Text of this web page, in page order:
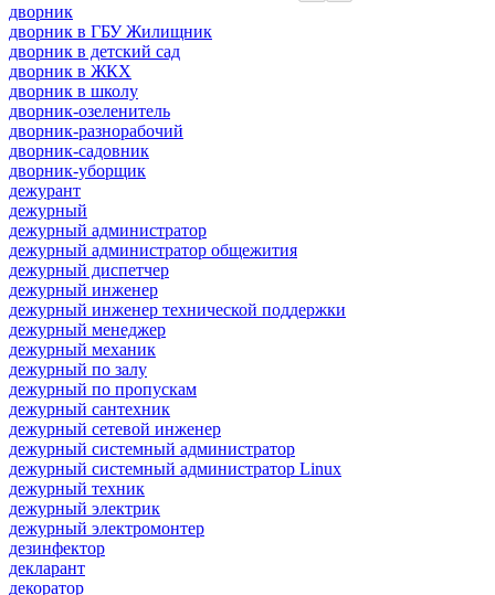
дворник
дворник в ГБУ Жилищник
дворник в детский сад
дворник в ЖКХ
дворник в школу
дворник-озеленитель
дворник-разнорабочий
дворник-садовник
дворник-уборщик
дежурант
дежурный
дежурный администратор
дежурный администратор общежития
дежурный диспетчер
дежурный инженер
дежурный инженер технической поддержки
дежурный менеджер
дежурный механик
дежурный по залу
дежурный по пропускам
дежурный сантехник
дежурный сетевой инженер
дежурный системный администратор
дежурный системный администратор Linux
дежурный техник
дежурный электрик
дежурный электромонтер
дезинфектор
декларант
декоратор